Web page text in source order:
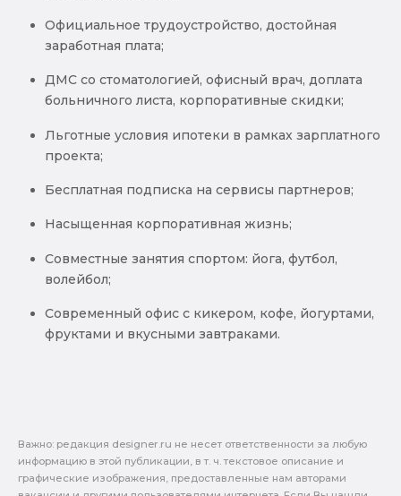
Официальное трудоустройство, достойная
заработная плата;
ДМС со стоматологией, офисный врач, доплата
больничного листа, корпоративные скидки;
Льготные условия ипотеки в рамках зарплатного
проекта;
Бесплатная подписка на сервисы партнеров;
Насыщенная корпоративная жизнь;
Совместные занятия спортом: йога, футбол,
волейбол;
Современный офис с кикером, кофе, йогуртами,
фруктами и вкусными завтраками.
Важно: pедакция designer.ru не несет ответственности за любую
информацию в этой публикации, в т. ч. текстовое описание и
графические изображения, предоставленные нам авторами